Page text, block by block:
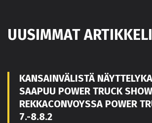
UUSIMMAT
KANSAINVÄLISTÄ
SAAPUU POWER TRUCK
REKKACONVOYSSA POWER
7.-8.8.2